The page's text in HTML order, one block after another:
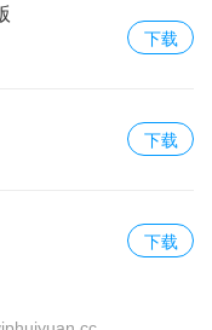
下载
下载
下载